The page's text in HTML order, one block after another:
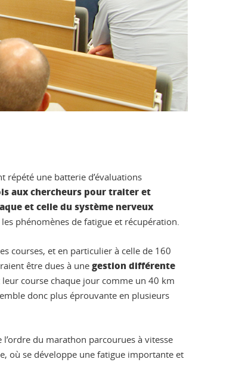
répété une batterie d’évaluations
aux chercheurs pour traiter et
et celle du système nerveux
phénomènes de fatigue et récupération.
courses, et en particulier à celle de 160
être dues à une gestion différente
course chaque jour comme un 40 km
donc plus éprouvante en plusieurs
l’ordre du marathon parcourues à vitesse
où se développe une fatigue importante et